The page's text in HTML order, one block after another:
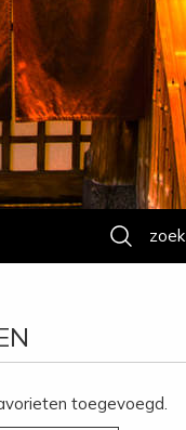
zoek
toegevoegd.